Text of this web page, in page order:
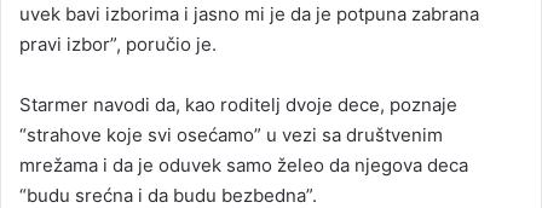
uvek bavi izborima i jasno mi je da je potpuna zabrana
pravi izbor”, poručio je.
Starmer navodi da, kao roditelj dvoje dece, poznaje
“strahove koje svi osećamo” u vezi sa društvenim
mrežama i da je oduvek samo želeo da njegova deca
“budu srećna i da budu bezbedna”.